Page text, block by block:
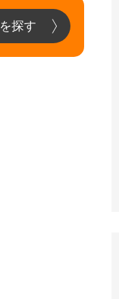
探す